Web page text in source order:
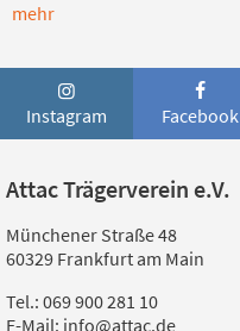
mehr
Instagram Facebook
Attac Trägerverein e.V.
Münchener Straße 48
60329 Frankfurt am Main
Tel.: 069 900 281 10
E-Mail: info@attac.de